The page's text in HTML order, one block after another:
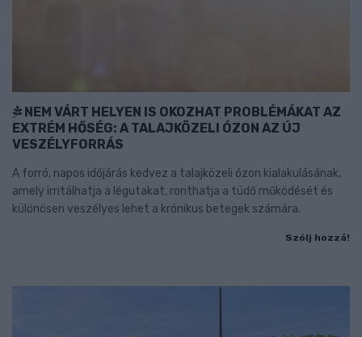
NEM VÁRT HELYEN IS OKOZHAT PROBLÉMÁKAT AZ
EXTRÉM HŐSÉG: A TALAJKÖZELI ÓZON AZ ÚJ
VESZÉLYFORRÁS
A forró, napos időjárás kedvez a talajközeli ózon kialakulásának,
amely irritálhatja a légutakat, ronthatja a tüdő működését és
különösen veszélyes lehet a krónikus betegek számára.
Szólj hozzá!